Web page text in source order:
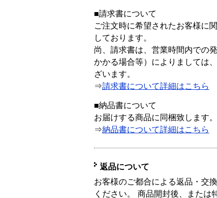
■請求書について
ご注文時に希望されたお客様に
しております。
尚、請求書は、営業時間内での
かかる場合等）によりましては
ざいます。
⇒請求書について詳細はこちら
■納品書について
お届けする商品に同梱致します。
⇒納品書について詳細はこちら
返品について
お客様のご都合による返品・交
ください。 商品開封後、または